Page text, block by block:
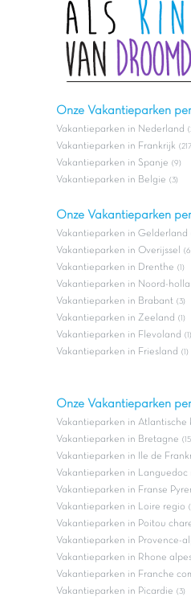
Onze Vakantieparken
Vakantieparken in Nederland
Vakantieparken in Frankrijk
Vakantieparken in Spanje (9)
Vakantieparken in Belgie (3)
Onze Vakantieparken
Vakantieparken in Gelderland
Vakantieparken in Overijssel
Vakantieparken in Drenthe (1)
Vakantieparken in Noord-
Vakantieparken in Brabant (3)
Vakantieparken in Zeeland (1)
Vakantieparken in Flevoland (1)
Vakantieparken in Friesland (1)
Onze Vakantieparken
Vakantieparken in Atlantische
Vakantieparken in Bretagne
Vakantieparken in Ile de
Vakantieparken in Languedoc
Vakantieparken in Franse
Vakantieparken in Loire regio
Vakantieparken in Poitou
Vakantieparken in Provence-
Vakantieparken in Rhone
Vakantieparken in Franche
Vakantieparken in Picardie (3)